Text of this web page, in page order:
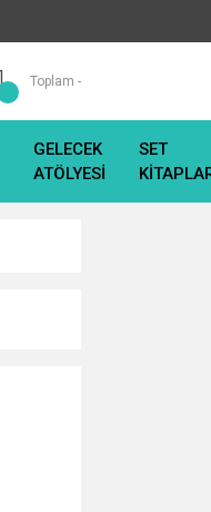
Toplam -
GELECEK
ATÖLYESİ
SET